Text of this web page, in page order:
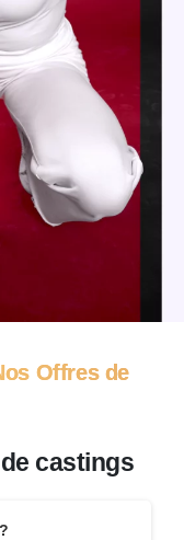
Offres de
castings